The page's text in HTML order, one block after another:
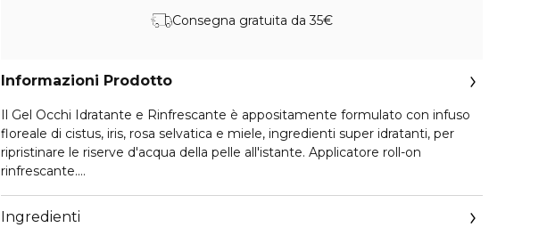
Consegna gratuita da 35€
Informazioni Prodotto
Il Gel Occhi Idratante e Rinfrescante è appositamente formulato con infuso
floreale di cistus, iris, rosa selvatica e miele, ingredienti super idratanti, per
ripristinare le riserve d'acqua della pelle all'istante. Applicatore roll-on
rinfrescante.
con estratto floreale, miele, aloe e acido ialuronico
Riduce la comparsa di occhiaie e segni di fatica con principi attivi di té verde
Ingredienti